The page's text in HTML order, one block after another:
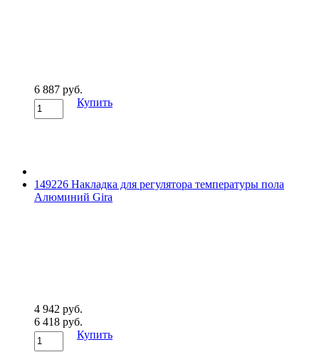
6 887 руб.
Купить
149226 Накладка для регулятора температуры пола
Алюминий Gira
4 942 руб.
6 418 руб.
Купить